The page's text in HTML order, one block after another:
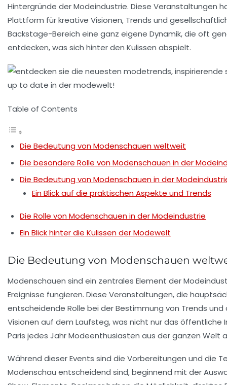
Hintergründe der Modeindustrie. Diese Veranstaltungen
Plattform für kreative Visionen, Trends und
Backstage-Bereich eine ganz eigene Dynamik, die oft
entdecken, was sich hinter den Kulissen abspielt.
Table of Contents
Die Bedeutung von Modenschauen weltweit
Die besondere Rolle von Modenschauen in der
Die Bedeutung von Modenschauen in der
Ein Blick auf die praktischen Aspekte und Trends
Die Rolle von Modenschauen in der Modeindustrie
Ein Blick hinter die Kulissen der Modewelt
Die Bedeutung von Modenschauen
Modenschauen sind ein zentrales Element der
Ereignisse fungieren. Diese Veranstaltungen, die
entscheidende Rolle bei derBestimmung von Trends und
Visionen auf dem Laufsteg, was nicht nur das
Paris jedes Jahr Modeenthusiasten aus der ganzen
Während dieser Events sind die Vorbereitungen und die
Modenschau entscheidend sind, beginnend mit der